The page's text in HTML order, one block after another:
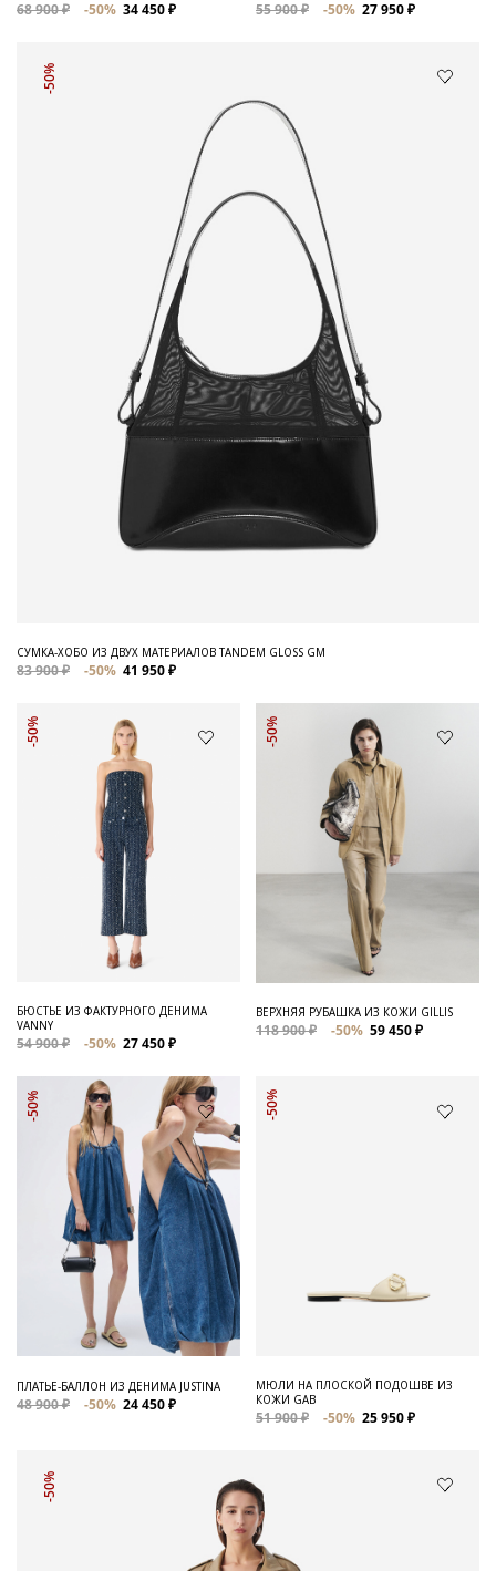
68 900 ₽ -50% 34 450 ₽ 55 900 ₽ -50% 27 950 ₽
-50%
СУМКА-ХОБО ИЗ ДВУХ МАТЕРИАЛОВ TANDEM GLOSS GM
83 900 ₽ -50% 41 950 ₽
-50%
БЮСТЬЕ ИЗ ФАКТУРНОГО ДЕНИМА
VANNY
54 900 ₽ -50% 27 450 ₽
-50%
ВЕРХНЯЯ РУБАШКА ИЗ КОЖИ GILLIS
118 900 ₽ -50% 59 450 ₽
-50%
ПЛАТЬЕ-БАЛЛОН ИЗ ДЕНИМА JUSTINA
48 900 ₽ -50% 24 450 ₽
-50%
МЮЛИ НА ПЛОСКОЙ ПОДОШВЕ ИЗ
КОЖИ GAB
51 900 ₽ -50% 25 950 ₽
-50%